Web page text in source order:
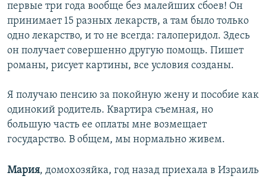
первые три года вообще без малейших сбоев! Он
принимает 15 разных лекарств, а там было только
одно лекарство, и то не всегда: галоперидол. Здесь
он получает совершенно другую помощь. Пишет
романы, рисует картины, все условия созданы.
Я получаю пенсию за покойную жену и пособие как
одинокий родитель. Квартира съемная, но
большую часть ее оплаты мне возмещает
государство. В общем, мы нормально живем.
Мария, домохозяйка, год назад приехала в Израиль